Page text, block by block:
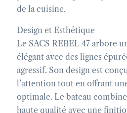
de la cuisine.
Design et Esthétique
Le SACS REBEL 47 arbore
élégant avec des lignes
agressif. Son design est
l’attention tout en offrant
optimale. Le bateau
haute qualité avec une